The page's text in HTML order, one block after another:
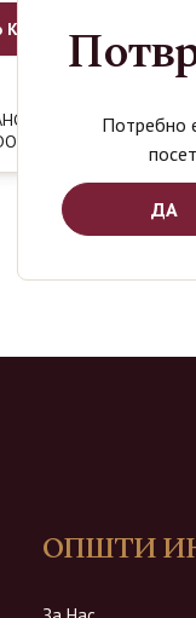
Кошница
NUDE
2050ден
ОПШТИ
Потребно
ДА